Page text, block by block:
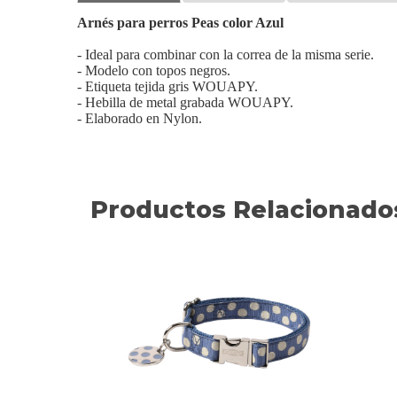
Arnés para perros Peas color Azul
- Ideal para combinar con la correa de la misma serie.
- Modelo con topos negros.
- Etiqueta tejida gris WOUAPY.
- Hebilla de metal grabada WOUAPY.
- Elaborado en Nylon.
Productos